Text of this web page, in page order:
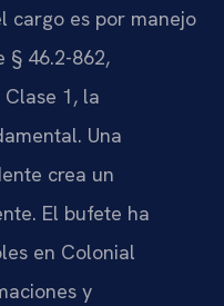
cargo es por manejo
§ 46.2-862,
1, la
Una
crea un
El bufete ha
en Colonial
y